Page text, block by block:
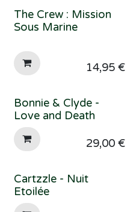
The Crew : Mission
Sous Marine
14,95€
Bonnie & Clyde -
Love and Death
29,00€
Cartzzle - Nuit
Etoilée